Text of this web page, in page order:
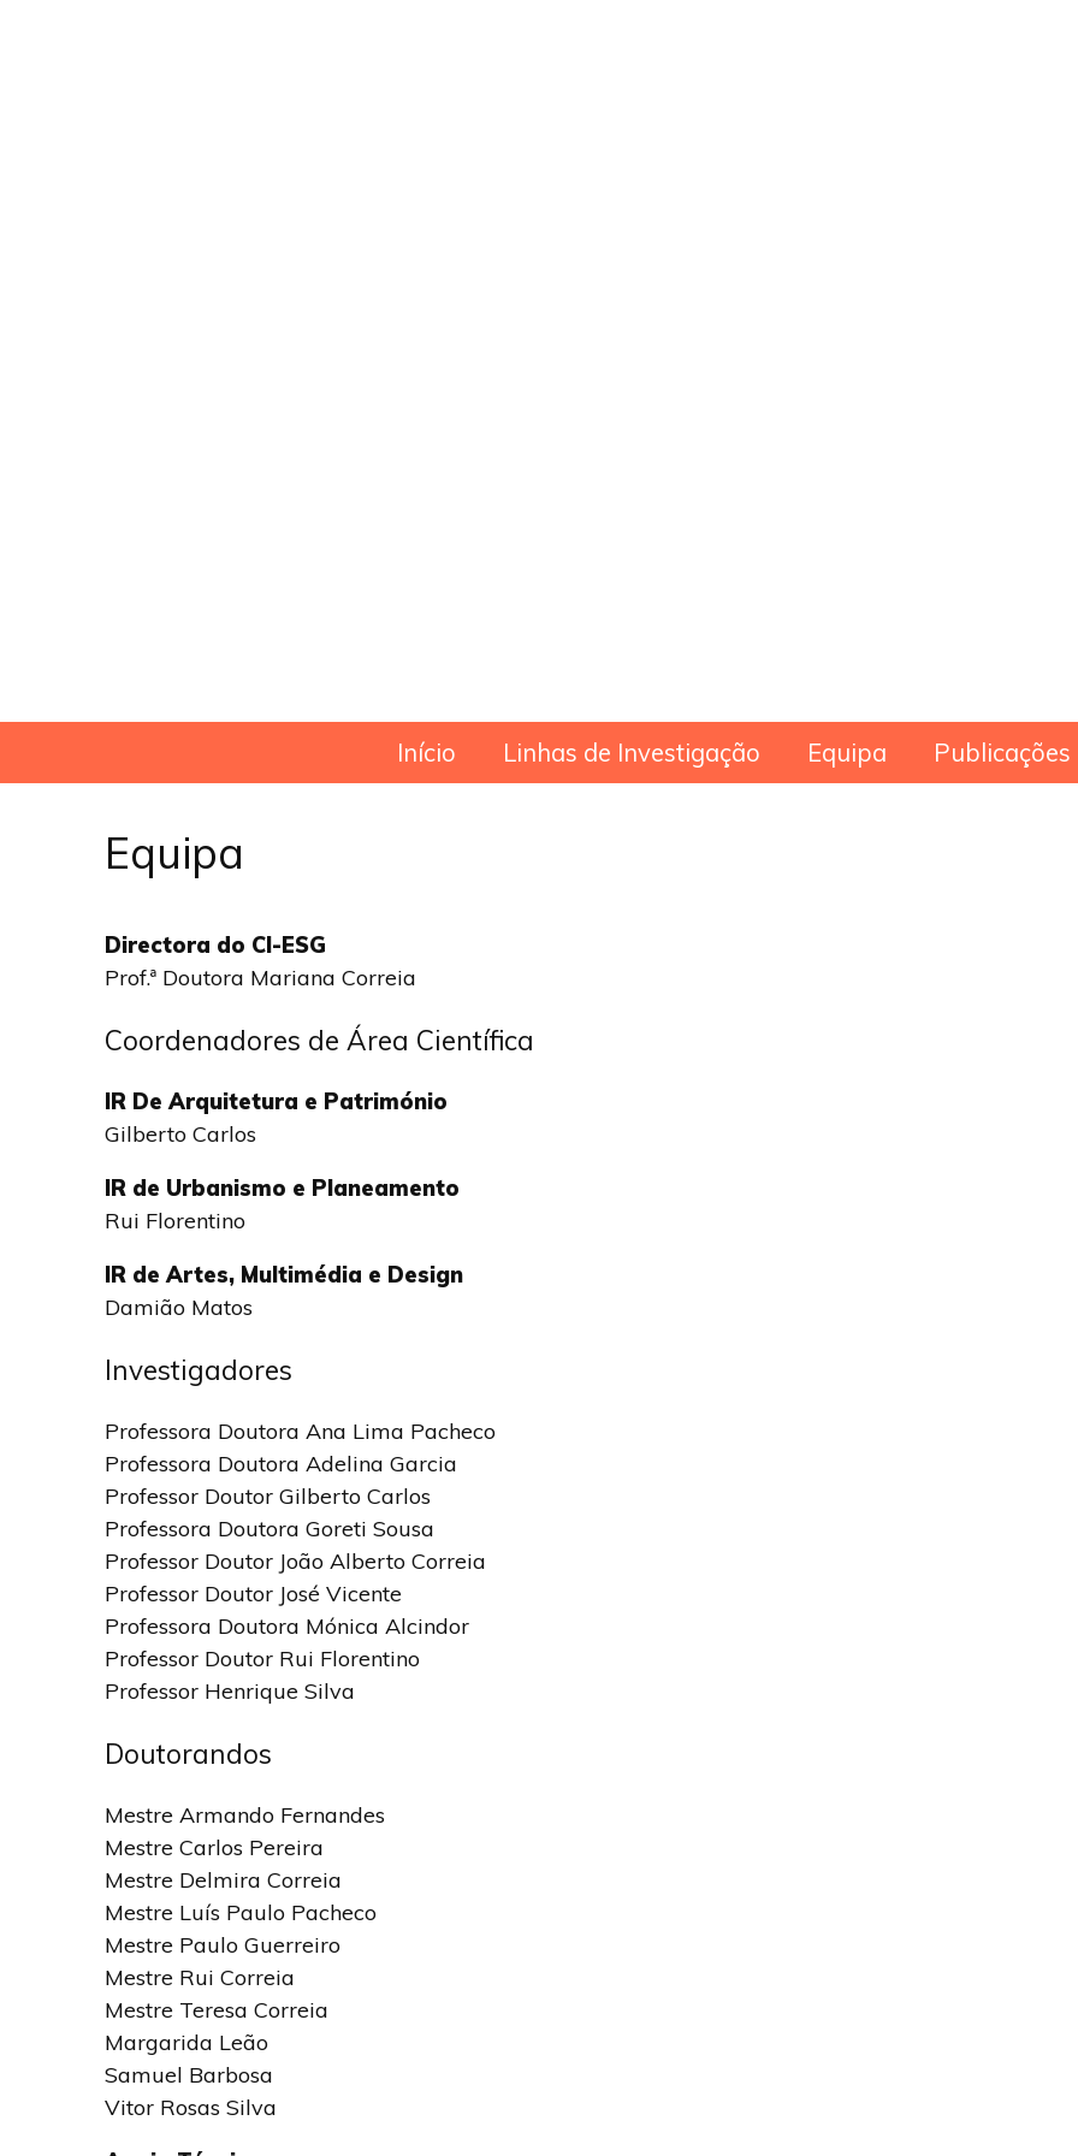
Início Linhas de Investigação Equipa Publicações
Equipa
Directora do CI-ESG
Prof.ª Doutora Mariana Correia
Coordenadores de Área Científica
IR De Arquitetura e Património
Gilberto Carlos
IR de Urbanismo e Planeamento
Rui Florentino
IR de Artes, Multimédia e Design
Damião Matos
Investigadores
Professora Doutora Ana Lima Pacheco
Professora Doutora Adelina Garcia
Professor Doutor Gilberto Carlos
Professora Doutora Goreti Sousa
Professor Doutor João Alberto Correia
Professor Doutor José Vicente
Professora Doutora Mónica Alcindor
Professor Doutor Rui Florentino
Professor Henrique Silva
Doutorandos
Mestre Armando Fernandes
Mestre Carlos Pereira
Mestre Delmira Correia
Mestre Luís Paulo Pacheco
Mestre Paulo Guerreiro
Mestre Rui Correia
Mestre Teresa Correia
Margarida Leão
Samuel Barbosa
Vitor Rosas Silva